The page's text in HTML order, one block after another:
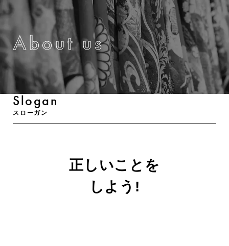
About us
Slogan
スローガン
正しいことを
しよう!